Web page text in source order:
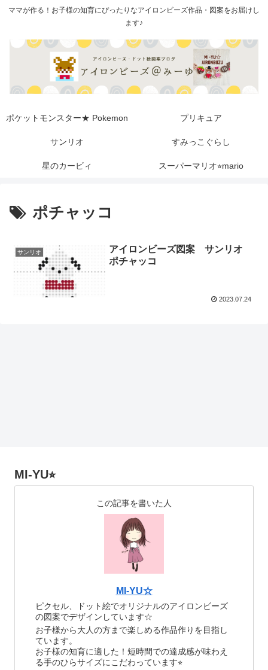
ママが作る！お子様の知育にぴったりなアイロンビーズ作品・図案をお届けし
ます♪
ポケットモンスター★ Pokemon プリキュア
サンリオ すみっこぐらし
星のカービィ スーパーマリオ⭐︎mario
ポチャッコ
サンリオ
アイロンビーズ図案 サンリオ
ポチャッコ
2023.07.24
MI-YU⭐︎
この記事を書いた人
MI-YU☆
ピクセル、ドット絵でオリジナルのアイロンビーズ
の図案でデザインしています☆
お子様から大人の方まで楽しめる作品作りを目指し
ています。
お子様の知育に適した！短時間での達成感が味わえ
る手のひらサイズにこだわっています⭐︎